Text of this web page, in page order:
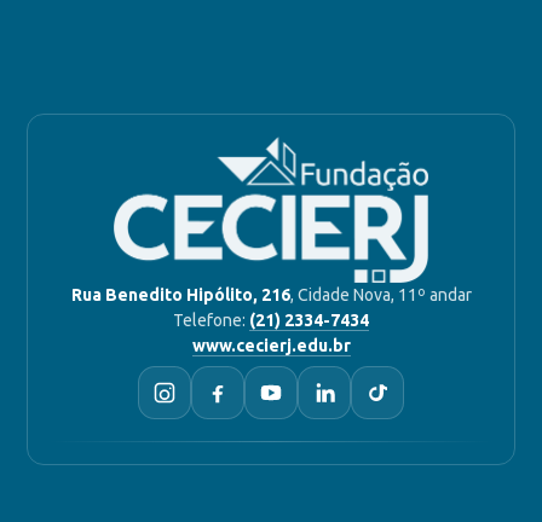
Rua Benedito Hipólito, 216, Cidade Nova, 11º andar
Telefone: (21) 2334-7434
www.cecierj.edu.br